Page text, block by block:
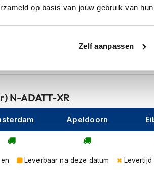
op basis van jouw gebruik van
Zelf aanpassen
N-ADATT-XR
Apeldoorn
Leverbaar na deze datum